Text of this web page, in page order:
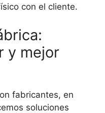
con el cliente.
y mejor
fabricantes, en
soluciones